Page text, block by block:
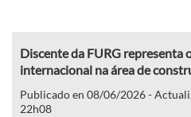
Discente da FURG representa
internacional na área de
Publicado en 08/06/2026 -
22h08